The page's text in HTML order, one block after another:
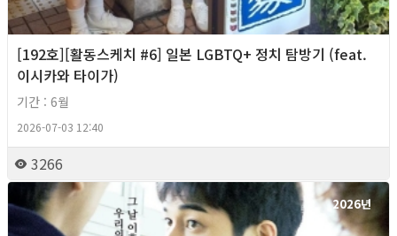
[192호][활동스케치 #6] 일본 LGBTQ+ 정치 탐방기 (feat.
이시카와 타이가)
기간 : 6월
2026-07-03 12:40
3266
2026년